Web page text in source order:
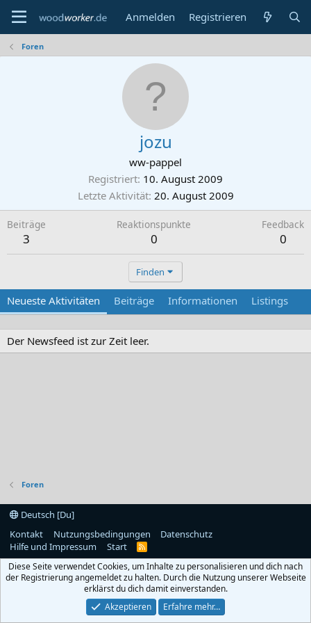
Anmelden Registrieren
Foren
jozu
ww-pappel
Registriert 10. August 2009
Letzte Aktivität 20. August 2009
Beiträge
3
Reaktionspunkte
0
Feedback
0
Finden
Neueste Aktivitäten Beiträge Informationen Listings
Der Newsfeed ist zur Zeit leer.
Foren
Deutsch [Du]
Kontakt
Nutzungsbedingungen
Datenschutz
Hilfe und Impressum
Start
R
S
Diese Seite verwendet Cookies, um Inhalte zu personalisieren und dich nach
der Registrierung angemeldet zu halten. Durch die Nutzung unserer Webseite
erklärst du dich damit einverstanden.
Akzeptieren
Erfahre mehr…